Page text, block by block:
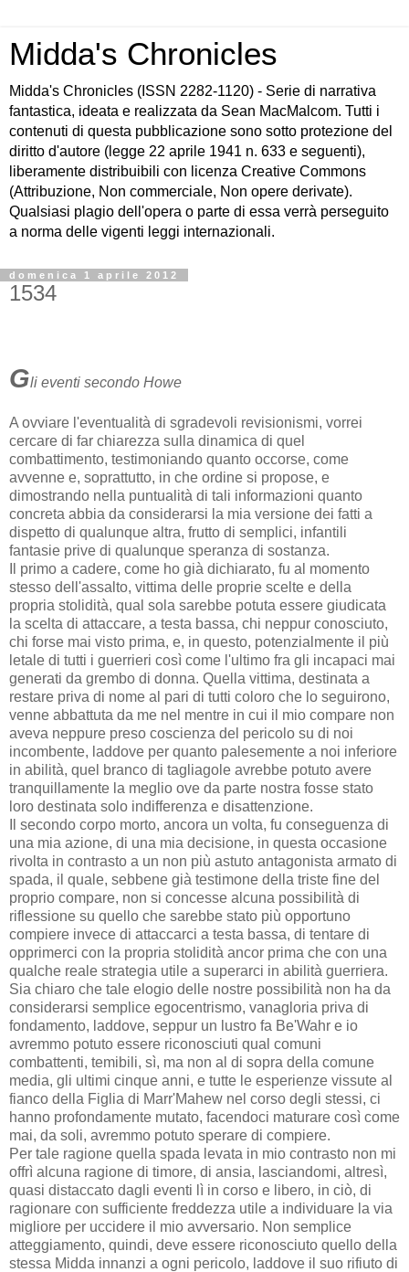
Midda's Chronicles
Midda's Chronicles (ISSN 2282-1120) - Serie di narrativa
fantastica, ideata e realizzata da Sean MacMalcom. Tutti i
contenuti di questa pubblicazione sono sotto protezione del
diritto d'autore (legge 22 aprile 1941 n. 633 e seguenti),
liberamente distribuibili con licenza Creative Commons
(Attribuzione, Non commerciale, Non opere derivate).
Qualsiasi plagio dell'opera o parte di essa verrà perseguito
a norma delle vigenti leggi internazionali.
domenica 1 aprile 2012
1534
Gli eventi secondo Howe
A ovviare l'eventualità di sgradevoli revisionismi, vorrei
cercare di far chiarezza sulla dinamica di quel
combattimento, testimoniando quanto occorse, come
avvenne e, soprattutto, in che ordine si propose, e
dimostrando nella puntualità di tali informazioni quanto
concreta abbia da considerarsi la mia versione dei fatti a
dispetto di qualunque altra, frutto di semplici, infantili
fantasie prive di qualunque speranza di sostanza.
Il primo a cadere, come ho già dichiarato, fu al momento
stesso dell'assalto, vittima delle proprie scelte e della
propria stolidità, qual sola sarebbe potuta essere giudicata
la scelta di attaccare, a testa bassa, chi neppur conosciuto,
chi forse mai visto prima, e, in questo, potenzialmente il più
letale di tutti i guerrieri così come l'ultimo fra gli incapaci mai
generati da grembo di donna. Quella vittima, destinata a
restare priva di nome al pari di tutti coloro che lo seguirono,
venne abbattuta da me nel mentre in cui il mio compare non
aveva neppure preso coscienza del pericolo su di noi
incombente, laddove per quanto palesemente a noi inferiore
in abilità, quel branco di tagliagole avrebbe potuto avere
tranquillamente la meglio ove da parte nostra fosse stato
loro destinata solo indifferenza e disattenzione.
Il secondo corpo morto, ancora un volta, fu conseguenza di
una mia azione, di una mia decisione, in questa occasione
rivolta in contrasto a un non più astuto antagonista armato di
spada, il quale, sebbene già testimone della triste fine del
proprio compare, non si concesse alcuna possibilità di
riflessione su quello che sarebbe stato più opportuno
compiere invece di attaccarci a testa bassa, di tentare di
opprimerci con la propria stolidità ancor prima che con una
qualche reale strategia utile a superarci in abilità guerriera.
Sia chiaro che tale elogio delle nostre possibilità non ha da
considerarsi semplice egocentrismo, vanagloria priva di
fondamento, laddove, seppur un lustro fa Be'Wahr e io
avremmo potuto essere riconosciuti qual comuni
combattenti, temibili, sì, ma non al di sopra della comune
media, gli ultimi cinque anni, e tutte le esperienze vissute al
fianco della Figlia di Marr'Mahew nel corso degli stessi, ci
hanno profondamente mutato, facendoci maturare così come
mai, da soli, avremmo potuto sperare di compiere.
Per tale ragione quella spada levata in mio contrasto non mi
offrì alcuna ragione di timore, di ansia, lasciandomi, altresì,
quasi distaccato dagli eventi lì in corso e libero, in ciò, di
ragionare con sufficiente freddezza utile a individuare la via
migliore per uccidere il mio avversario. Non semplice
atteggiamento, quindi, deve essere riconosciuto quello della
stessa Midda innanzi a ogni pericolo, laddove il suo rifiuto di